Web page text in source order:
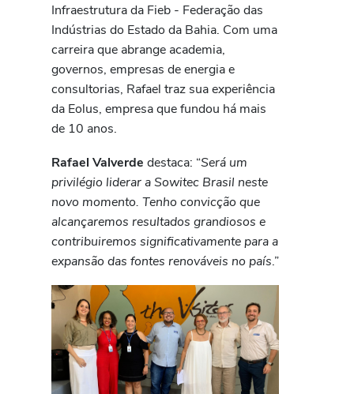
Infraestrutura da Fieb - Federação das
Indústrias do Estado da Bahia. Com uma
carreira que abrange academia,
governos, empresas de energia e
consultorias, Rafael traz sua experiência
da Eolus, empresa que fundou há mais
de 10 anos.
Rafael Valverde destaca: “Será um
privilégio liderar a Sowitec Brasil neste
novo momento. Tenho convicção que
alcançaremos resultados grandiosos e
contribuiremos significativamente para a
expansão das fontes renováveis no país.”